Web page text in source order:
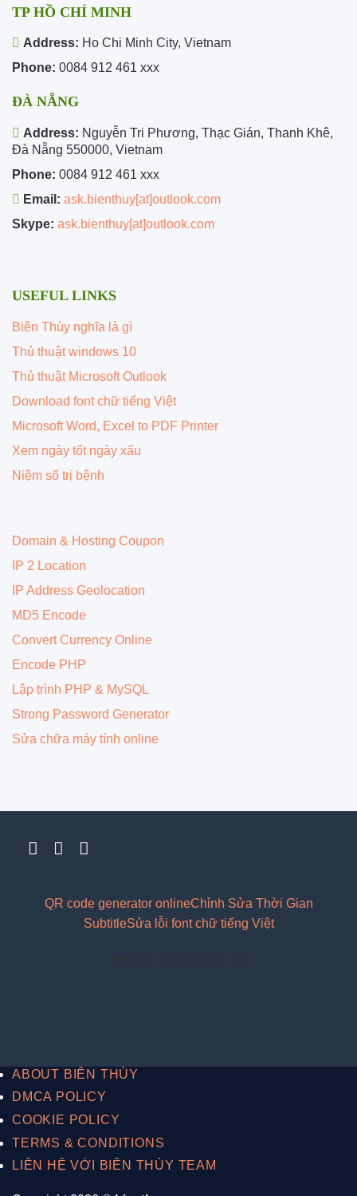
TP HỒ CHÍ MINH
Address: Ho Chi Minh City, Vietnam
Phone: 0084 912 461 xxx
ĐÀ NẴNG
Address: Nguyễn Tri Phương, Thạc Gián, Thanh Khê,
Đà Nẵng 550000, Vietnam
Phone: 0084 912 461 xxx
Email: ask.bienthuy[at]outlook.com
Skype: ask.bienthuy[at]outlook.com
USEFUL LINKS
Biên Thùy nghĩa là gì
Thủ thuật windows 10
Thủ thuật Microsoft Outlook
Download font chữ tiếng Việt
Microsoft Word, Excel to PDF Printer
Xem ngày tốt ngày xấu
Niệm số trị bệnh
Domain & Hosting Coupon
IP 2 Location
IP Address Geolocation
MD5 Encode
Convert Currency Online
Encode PHP
Lập trình PHP & MySQL
Strong Password Generator
Sửa chữa máy tính online
QR code generator onlineChỉnh Sửa Thời Gian
SubtitleSửa lỗi font chữ tiếng Việt
ABOUT BIÊN THÙY
DMCA POLICY
COOKIE POLICY
TERMS & CONDITIONS
LIÊN HỆ VỚI BIÊN THÙY TEAM